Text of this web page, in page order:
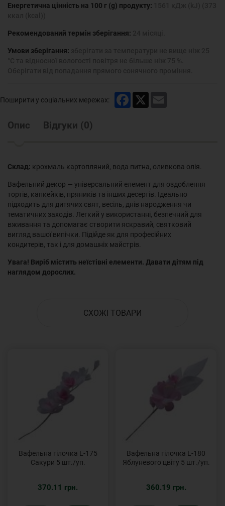
Енергетична цінність на 100 г (g) продукту:
Рекомендований термін зберігання:
Умови зберігання:
Поширити у соціальних мережах: Facebook
Опис Відгуки (0)
Склад: крохмаль картопляний, вода питна, оливкова олія.
Вафельний декор — універсальний елемент для оздоблення
тортів, капкейків, пряників та інших десертів. Ідеально
підходить для дитячих свят, весіль, днів народження чи
тематичних заходів. Легкий у використанні, безпечний для
вживання та допомагає створити яскравий, святковий
вигляд вашої випічки. Підійде як для професійних
кондитерів, так і для домашніх майстрів.
Увага! Виріб містить неїстівні елементи. Давати дітям під
наглядом дорослих.
СХОЖІ ТОВАРИ
Вафельна гілочка L-175
Сакури 5 шт./уп.
370.11 грн.
Вафельна гілочка L-180
Яблуневого цвіту 5 шт./уп.
360.19 грн.